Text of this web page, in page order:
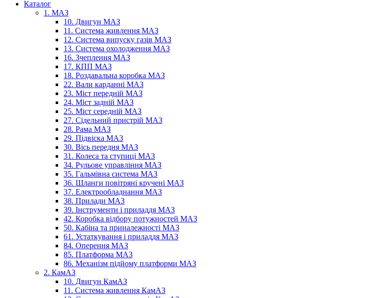
Каталог
1. МАЗ
10. Двигун МАЗ
11. Система живлення МАЗ
12. Система випуску газів МАЗ
13. Система охолодження МАЗ
16. Зчеплення МАЗ
17. КПП МАЗ
18. Роздавальна коробка МАЗ
22. Вали карданні МАЗ
23. Міст передній МАЗ
24. Міст задній МАЗ
25. Міст середній МАЗ
27. Сідельний пристрій МАЗ
28. Рама МАЗ
29. Підвіска МАЗ
30. Вісь передня МАЗ
31. Колеса та ступиці МАЗ
34. Рульове управління МАЗ
35. Гальмівна система МАЗ
36. Шланги повітряні кручені МАЗ
37. Електрообладнання МАЗ
38. Прилади МАЗ
39. Інструменти і приладдя МАЗ
42. Коробка відбору потужностей МАЗ
50. Кабіна та приналежності МАЗ
61. Устаткування і приладдя МАЗ
84. Оперення МАЗ
85. Платформа МАЗ
86. Механізм підйому платформи МАЗ
2. КамАЗ
10. Двигун КамАЗ
11. Система живлення КамАЗ